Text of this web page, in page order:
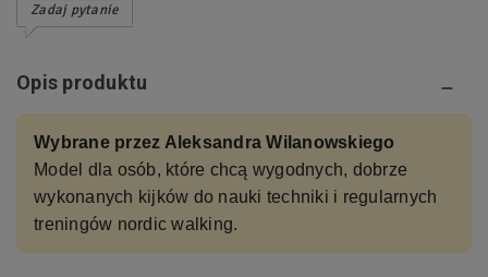
Zadaj pytanie
Opis produktu
Wybrane przez Aleksandra Wilanowskiego
Model dla osób, które chcą wygodnych, dobrze
wykonanych kijków do nauki techniki i regularnych
treningów nordic walking.